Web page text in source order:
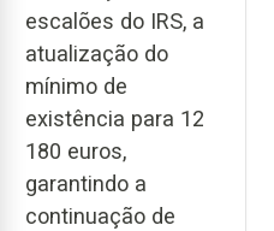
escalões do IRS, a
atualização do
mínimo de
existência para 12
180 euros,
garantindo a
continuação de